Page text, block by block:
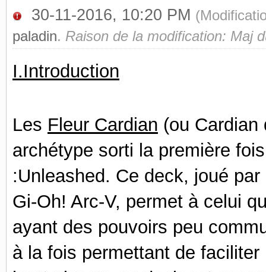
30-11-2016, 10:20 PM
paladin. Raison de la modification: Maj
I.Introduction
Les Fleur Cardian (ou
archétype sorti la première
:Unleashed. Ce deck, joué
Gi-Oh! Arc-V, permet à celui
ayant des pouvoirs peu
à la fois permettant de